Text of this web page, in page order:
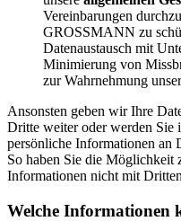
Vereinbarungen
GROSSMANN zu
Datenaustausch mit
Minimierung von
zur Wahrnehmung
Ansonsten geben wir Ihre
Dritte weiter oder werden Sie
persönliche Informationen an
So haben Sie die Möglichkeit
Informationen nicht mit
Welche Informationen